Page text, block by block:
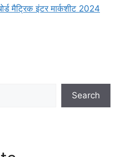
मैट्रिक इंटर मार्कशीट 2024
Search